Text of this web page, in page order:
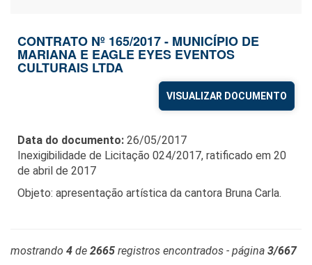
CONTRATO Nº 165/2017 - MUNICÍPIO DE
MARIANA E EAGLE EYES EVENTOS
CULTURAIS LTDA
VISUALIZAR DOCUMENTO
Data do documento: 26/05/2017
Inexigibilidade de Licitação 024/2017, ratificado em 20
de abril de 2017
Objeto: apresentação artística da cantora Bruna Carla.
mostrando 4 de 2665 registros encontrados - página 3/667